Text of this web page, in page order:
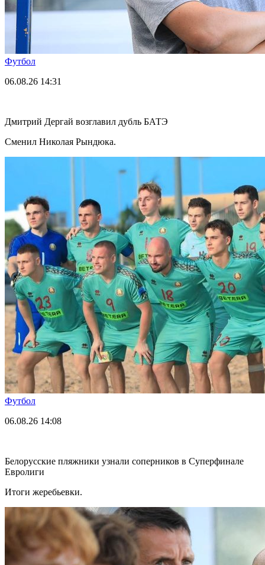
Футбол
06.08.26 14:31
Дмитрий Дергай возглавил дубль БАТЭ
Сменил Николая Рындюка.
Футбол
06.08.26 14:08
Белорусские пляжники узнали соперников в Суперфинале
Евролиги
Итоги жеребьевки.